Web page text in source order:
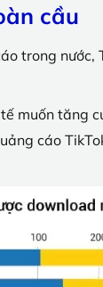
cầu
trong
muốn tăng
cáo